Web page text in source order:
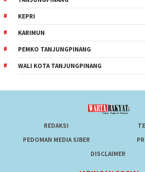
KEPRI
KARIMUN
PEMKO TANJUNGPINANG
WALI KOTA TANJUNGPINANG
REDAKSI
PEDOMAN MEDIA SIBER
DISCLAIMER